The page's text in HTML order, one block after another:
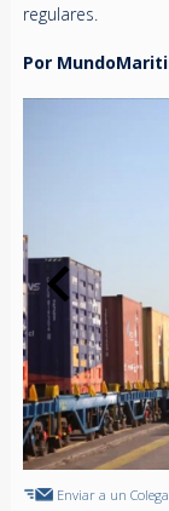
regulares.
Por
Enviar a un Colega